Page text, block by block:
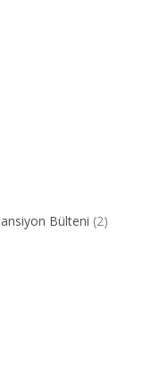
Bülteni (2)